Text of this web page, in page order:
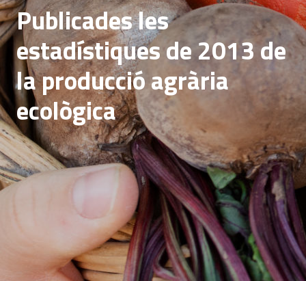
Publicades les
estadístiques de 2013 de
la producció agrària
ecològica